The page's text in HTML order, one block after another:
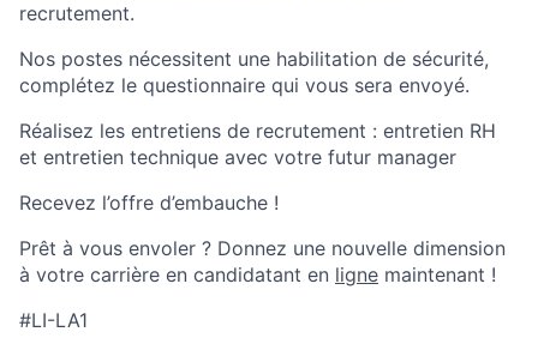
recrutement.
Nos postes nécessitent une habilitation de sécurité,
complétez le questionnaire qui vous sera envoyé.
Réalisez les entretiens de recrutement : entretien RH
et entretien technique avec votre futur manager
Recevez l’offre d’embauche !
Prêt à vous envoler ? Donnez une nouvelle dimension
à votre carrière en candidatant en ligne maintenant !
#LI-LA1